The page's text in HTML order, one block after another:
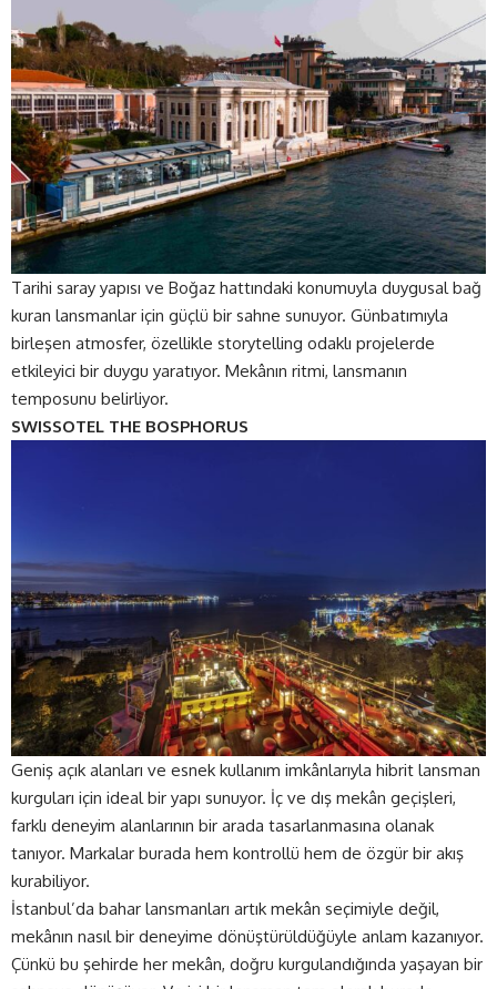
Tarihi saray yapısı ve Boğaz hattındaki konumuyla duygusal bağ
kuran lansmanlar için güçlü bir sahne sunuyor. Günbatımıyla
birleşen atmosfer, özellikle storytelling odaklı projelerde
etkileyici bir duygu yaratıyor. Mekânın ritmi, lansmanın
temposunu belirliyor.
SWISSOTEL THE BOSPHORUS
Geniş açık alanları ve esnek kullanım imkânlarıyla hibrit lansman
kurguları için ideal bir yapı sunuyor. İç ve dış mekân geçişleri,
farklı deneyim alanlarının bir arada tasarlanmasına olanak
tanıyor. Markalar burada hem kontrollü hem de özgür bir akış
kurabiliyor.
İstanbul’da bahar lansmanları artık mekân seçimiyle değil,
mekânın nasıl bir deneyime dönüştürüldüğüyle anlam kazanıyor.
Çünkü bu şehirde her mekân, doğru kurgulandığında yaşayan bir